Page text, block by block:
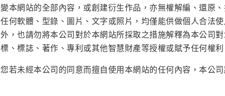
變本網站的全部內容，或創建衍生作品，亦無權解編、還原
任何軟體、型錄、圖片、文字或照片，均僅能供做個人合法
外，也請勿將本公司對於本網站所採取之措施解釋為本公司
標、標誌、著作、專利或其他智慧財產等授權或賦予任何權利
您若未經本公司的同意而擅自使用本網站的任何內容，本公